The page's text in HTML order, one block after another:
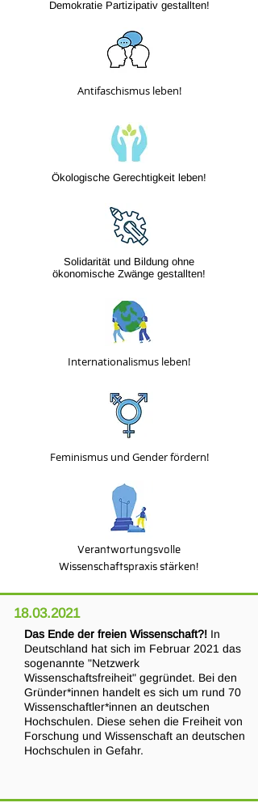
Demokratie Partizipativ gestallten!
Antifaschismus leben!
Ökologische Gerechtigkeit leben!
Solidarität und Bildung ohne
ökonomische Zwänge gestallten!
Internationalismus leben!
Feminismus und Gender fördern!
Verantwortungsvolle
Wissenschaftspraxis stärken!
18.03.2021
Das Ende der freien Wissenschaft?! In
Deutschland hat sich im Februar 2021 das
sogenannte "Netzwerk
Wissenschaftsfreiheit" gegründet. Bei den
Gründer*innen handelt es sich um rund 70
Wissenschaftler*innen an deutschen
Hochschulen. Diese sehen die Freiheit von
Forschung und Wissenschaft an deutschen
Hochschulen in Gefahr.